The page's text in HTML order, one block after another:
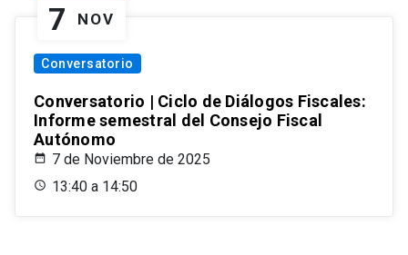
7 NOV
Conversatorio
Conversatorio | Ciclo de Diálogos Fiscales:
Informe semestral del Consejo Fiscal
Autónomo
7 de Noviembre de 2025
13:40 a 14:50